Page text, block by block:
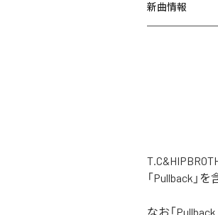
新曲情報
「Pullback」
なお「Pullback